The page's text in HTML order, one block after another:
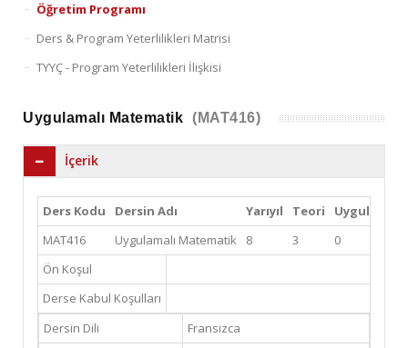
Öğretim Programı
Ders & Program Yeterlilikleri Matrisi
TYYÇ - Program Yeterlilikleri İlişkisi
Uygulamalı Matematik (MAT416)
İçerik
Ders Kodu Dersin Adı Yarıyıl Teori Uygulama
MAT416
Uygulamalı Matematik 8 3 0
Ön Koşul
Derse Kabul Koşulları
Dersin Dili
Fransızca